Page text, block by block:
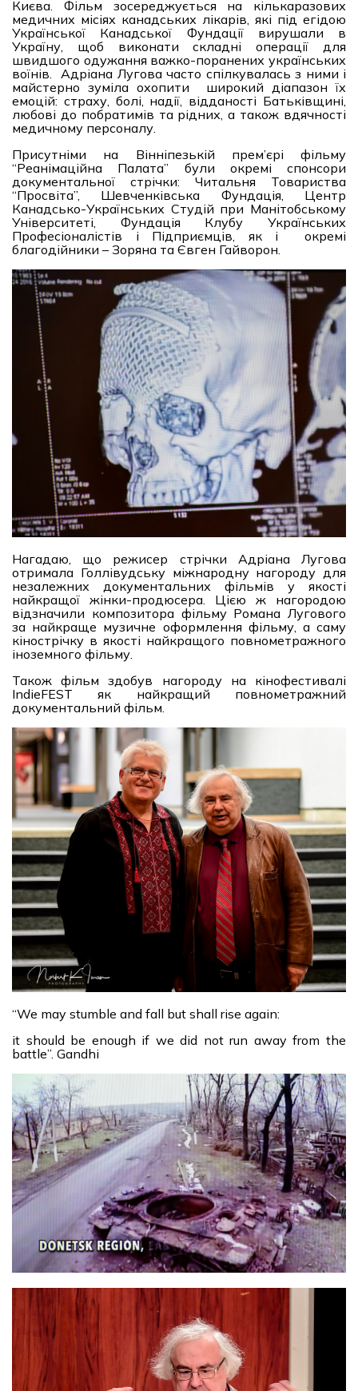
Києва. Фільм зосереджується на кількаразових
медичних місіях канадських лікарів, які під егідою
Української Канадської Фундації вирушали в
Україну, щоб виконати складні операції для
швидшого одужання важко-поранених українських
воїнів. Адріана Лугова часто спілкувалась з ними і
майстерно зуміла охопити широкий діапазон їх
емоцій: страху, болі, надії, відданості Батьківщині,
любові до побратимів та рідних, а також вдячності
медичному персоналу.
Присутніми на Вінніпезькій прем’єрі фільму
“Реанімаційна Палата” були окремі спонсори
документальної стрічки: Читальня Товариства
“Просвіта”, Шевченківська Фундація, Центр
Канадсько-Українських Студій при Манітобському
Університеті, Фундація Клубу Українських
Професіоналістів і Підприємців, як і окремі
благодійники – Зоряна та Євген Гайворон.
Нагадаю, що режисер стрічки Адріана Лугова
отримала Голлівудську міжнародну нагороду для
незалежних документальних фільмів у якості
найкращої жінки-продюсера. Цією ж нагородою
відзначили композитора фільму Романа Лугового
за найкраще музичне оформлення фільму, а саму
кінострічку в якості найкращого повнометражного
іноземного фільму.
Також фільм здобув нагороду на кінофестивалі
IndieFEST як найкращий повнометражний
документальний фільм.
“We may stumble and fall but shall rise again:
it should be enough if we did not run away from the
battle”. Gandhi